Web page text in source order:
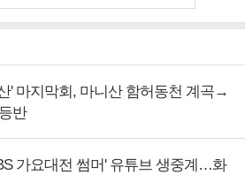
' 마지막회, 마니산 함허동천 계곡→
반
가요대전 썸머' 유튜브 생중계…화